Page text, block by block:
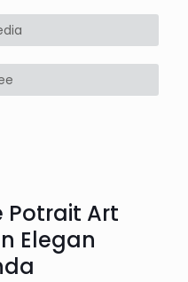
Potrait Art
Elegan